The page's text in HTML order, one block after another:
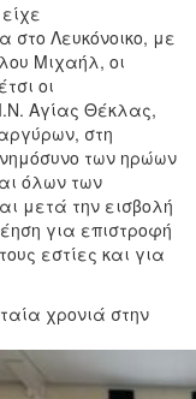
στο Λευκόνοικο, με
Μιχαήλ, οι
οι
Αγίας Θέκλας,
στη
των ηρώων
όλων των
μετά την εισβολή
για επιστροφή
εστίες και για
χρονιά στην